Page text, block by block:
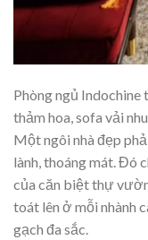
Phòng ngủ
thảm hoa, sofa vải
Một ngôi nhà đẹp
lành, thoáng mát. Đó
của căn biệt thự
toát lên ở mỗi nhành
gạch đa sắc.